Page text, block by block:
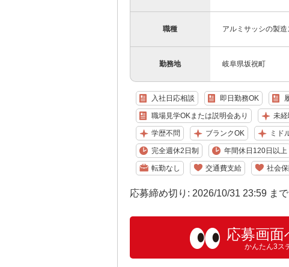
職種 アルミサッシの製造
勤務地 岐阜県坂祝町
入社日応相談 即日勤務OK
職場見学OKまたは説明会あり 未経
学歴不問 ブランクOK ミド
完全週休2日制 年間休日120日以上
転勤なし 交通費支給 社会
応募締め切り: 2026/10/31 23:59 まで
応募画面
かんたん3ス